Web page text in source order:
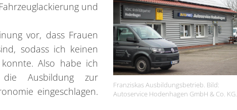
und
vor, dass Frauen
sodass ich keinen
Also habe ich
Ausbildung zur
eingeschlagen.
Franziskas Ausbildungsbetrieb. Bild:
Autoservice Hodenhagen GmbH & Co. KG.